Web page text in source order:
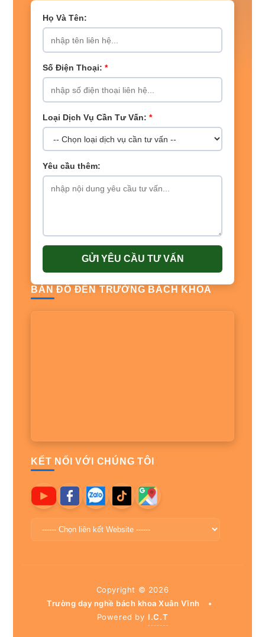
Họ Và Tên:
Số Điện Thoại: *
Loại Dịch Vụ Cần Tư Vấn: *
Yêu cầu thêm:
GỬI YÊU CẦU TƯ VẤN
BẢN ĐỒ ĐẾN TRƯỜNG BÁCH KHOA
KẾT NỐI VỚI CHÚNG TÔI
Copyright © 2026
Trường dạy nghề bách khoa Xuân Vĩnh
•
Powered by I.C.T